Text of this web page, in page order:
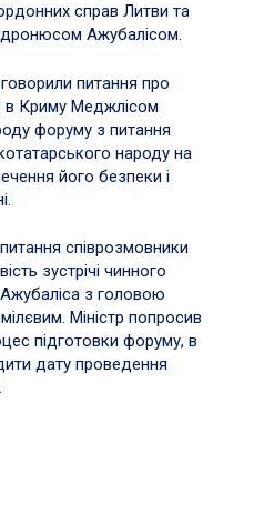
справ Литви та
Ажубалісом.
питання про
в Криму Меджлісом
форуму з питання
народу на
його безпеки і
співрозмовники
зустрічі чинного
з головою
Міністр попросив
підготовки форуму, в
дату проведення